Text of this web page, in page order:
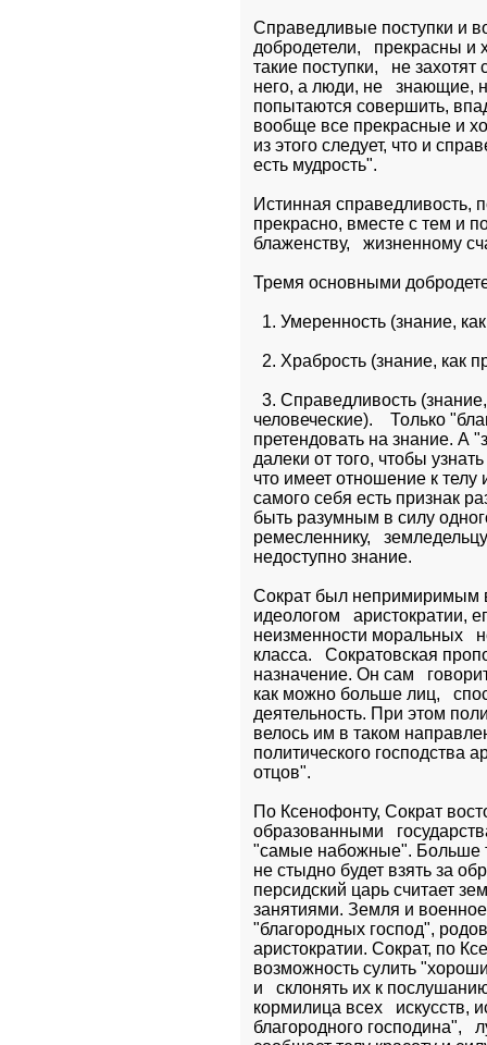
Справедливые поступки и
добродетели,   прекрасны
такие поступки,   не
него, а люди, не   знающие,
попытаются совершить,
вообще все прекрасные и
из этого следует, что и
есть мудрость".
Истинная справедливость,
прекрасно, вместе с тем и
блаженству,   жизненному
Тремя основными
1. Умеренность (знание,
2. Храбрость (знание, как
3. Справедливость
человеческие).    Только
претендовать на знание. А
далеки от того, чтобы
что имеет отношение к телу
самого себя есть признак
быть разумным в силу
ремесленнику,
недоступно знание.
Сократ был непримиримым
идеологом   аристократии,
неизменности моральных
класса.   Сократовская
назначение. Он сам
как можно больше лиц,
деятельность. При этом
велось им в таком
политического господства
отцов".
По Ксенофонту, Сократ
образованными
"самые набожные". Больше
не стыдно будет взять за
персидский царь считает
занятиями. Земля и военное
"благородных господ",
аристократии. Сократ, по
возможность сулить
и   склонять их к
кормилица всех
благородного господина",